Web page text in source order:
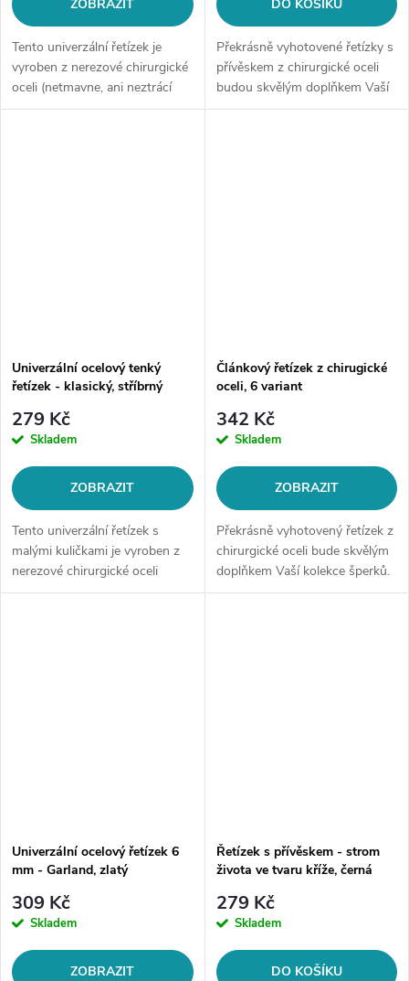
ZOBRAZIT
Tento univerzální řetízek je
vyroben z nerezové chirurgické
oceli (netmavne, ani neztrácí
barvu).Šířka: cca 6 mm Délka:
DO KOŠÍKU
Překrásně vyhotovené řetízky s
přívěskem z chirurgické oceli
budou skvělým doplňkem Vaší
kolekce šperků.Balení obsahuje:
Univerzální ocelový tenký
řetízek - klasický, stříbrný
279 Kč
Skladem
ZOBRAZIT
Tento univerzální řetízek s
malými kuličkami je vyroben z
nerezové chirurgické oceli
(netmavne, ani neztrácí
Článkový řetízek z chirugické
oceli, 6 variant
342 Kč
Skladem
ZOBRAZIT
Překrásně vyhotovený řetízek z
chirurgické oceli bude skvělým
doplňkem Vaší kolekce šperků.
Materiál: chirurgická ocel 316L
Univerzální ocelový řetízek 6
mm - Garland, zlatý
309 Kč
Skladem
ZOBRAZIT
Řetízek s přívěskem - strom
života ve tvaru kříže, černá
279 Kč
Skladem
DO KOŠÍKU